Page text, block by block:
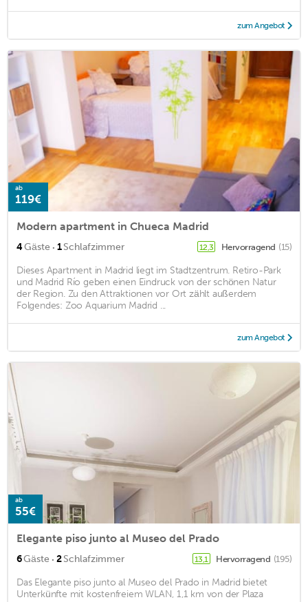
zum Angebot
ab
119€
Modern apartment in Chueca Madrid
4Gäste · 1Schlafzimmer 12,3 Hervorragend (15)
Dieses Apartment in Madrid liegt im Stadtzentrum. Retiro-Park
und Madrid Río geben einen Eindruck von der schönen Natur
der Region. Zu den Attraktionen vor Ort zählt außerdem
Folgendes: Zoo Aquarium Madrid ...
zum Angebot
ab
55€
Elegante piso junto al Museo del Prado
6Gäste · 2Schlafzimmer 13,1 Hervorragend (195)
Das Elegante piso junto al Museo del Prado in Madrid bietet
Unterkünfte mit kostenfreiem WLAN, 1,1 km von der Plaza